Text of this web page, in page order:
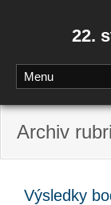
22.
Archiv
Výsledky